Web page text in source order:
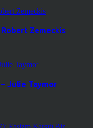
Zemeckis
Julie Taymor